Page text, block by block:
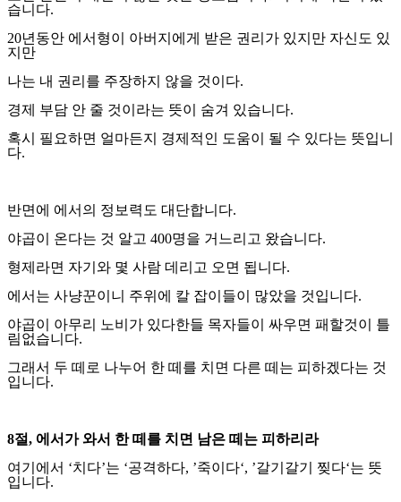
습니다.
20년동안 에서형이 아버지에게 받은 권리가 있지만 자신도 있
지만
나는 내 권리를 주장하지 않을 것이다.
경제 부담 안 줄 것이라는 뜻이 숨겨 있습니다.
혹시 필요하면 얼마든지 경제적인 도움이 될 수 있다는 뜻입니
다.
반면에 에서의 정보력도 대단합니다.
야곱이 온다는 것 알고 400명을 거느리고 왔습니다.
형제라면 자기와 몇 사람 데리고 오면 됩니다.
에서는 사냥꾼이니 주위에 칼 잡이들이 많았을 것입니다.
야곱이 아무리 노비가 있다한들 목자들이 싸우면 패할것이 틀
림없습니다.
그래서 두 떼로 나누어 한 떼를 치면 다른 떼는 피하겠다는 것
입니다.
8절, 에서가 와서 한 떼를 치면 남은 떼는 피하리라
여기에서 ‘치다’는 ‘공격하다, ’죽이다‘, ’갈기갈기 찢다‘는 뜻
입니다.